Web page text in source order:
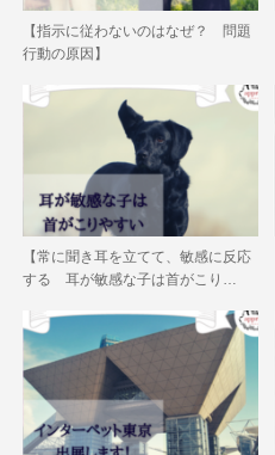
【指示に従わないのはなぜ？ 問題
行動の原因】
【常に聞き耳を立てて、敏感に反応
する 耳が敏感な子は首がこり…